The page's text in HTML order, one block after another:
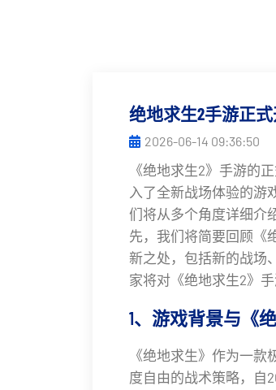
绝地求生2手游正
2026-06-14 09:36:50
《绝地求生2》手游的
入了全新战场体验的游
们将从多个角度详细介
先，我们将简要回顾《
新之处，包括新的战场
家将对《绝地求生2》
1、游戏背景与《
《绝地求生》作为一
度自由的战术策略，自